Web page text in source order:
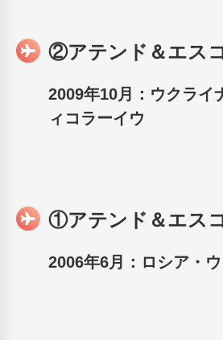
②アテンド＆エス
2009年10月：ウクライ
ィコラーイウ
①アテンド＆エス
2006年6月：ロシア・